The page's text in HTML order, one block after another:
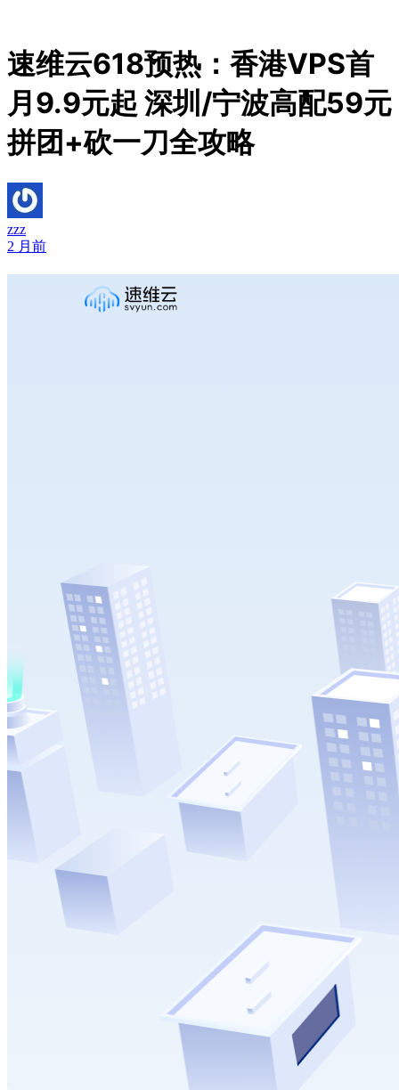
速维云618预热：香港VPS首
月9.9元起 深圳/宁波高配59元
拼团+砍一刀全攻略
zzz
2 月前